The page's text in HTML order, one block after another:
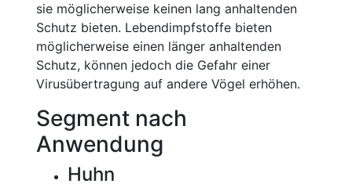
sie möglicherweise keinen lang anhaltenden
Schutz bieten. Lebendimpfstoffe bieten
möglicherweise einen länger anhaltenden
Schutz, können jedoch die Gefahr einer
Virusübertragung auf andere Vögel erhöhen.
Segment nach
Anwendung
Huhn